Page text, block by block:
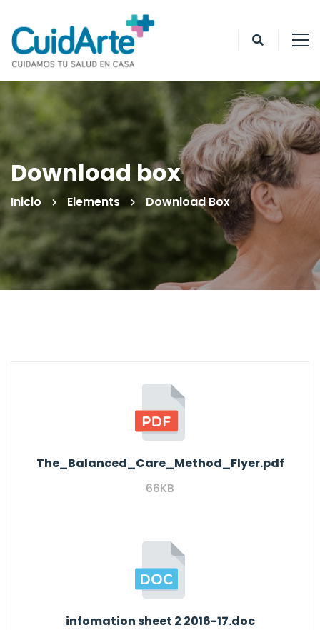
Download box
Inicio Elements Download Box
The_Balanced_Care_Method_Flyer.pdf
66KB
infomation sheet 2 2016-17.doc